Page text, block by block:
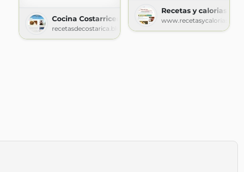
Cocina Costarricense
recetasdecostarica.blogspot.com
Recetas y calorias
www.recetasycalorias.com